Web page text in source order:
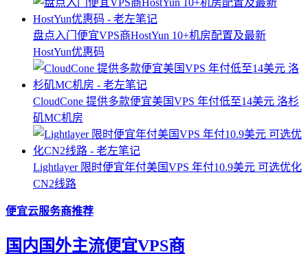
盘点入门便宜VPS商HostYun 10+机房配置及最新
HostYun优惠码
CloudCone 提供多款便宜美国VPS 年付低至14美元 洛杉
矶MC机房
Lightlayer 限时便宜年付美国VPS 年付10.9美元 可选优化
CN2线路
便宜云服务商推荐
国内国外主流便宜VPS商